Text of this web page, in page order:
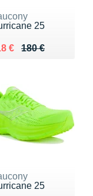
25
180 €
lieu de 180 €
€ 118 €
25